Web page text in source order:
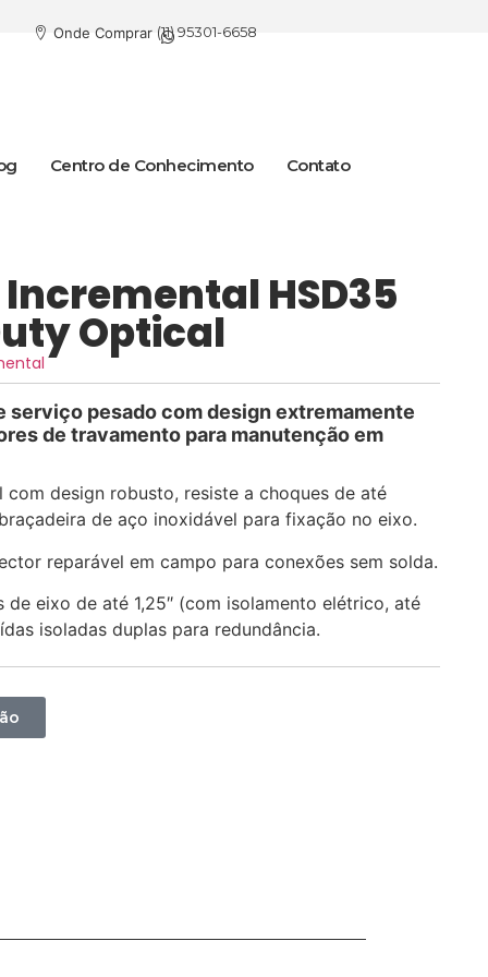
Onde Comprar (11) 95301-6658
Centro de Conhecimento Contato
HSD35
Optical
serviço pesado com design extremamente
de travamento para manutenção em
com design robusto, resiste a choques de até
de aço inoxidável para fixação no eixo.
reparável em campo para conexões sem solda.
de eixo de até 1,25″ (com isolamento elétrico, até
isoladas duplas para redundância.